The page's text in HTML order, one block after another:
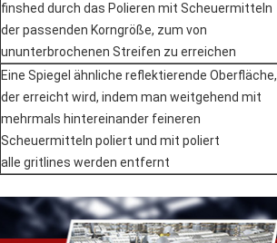
finshed durch das Polieren mit Scheuermitteln
der passenden Korngröße, zum von
ununterbrochenen Streifen zu erreichen
Eine Spiegel ähnliche reflektierende Oberfläche,
der erreicht wird, indem man weitgehend mit
mehrmals hintereinander feineren
Scheuermitteln poliert und mit poliert
alle gritlines werden entfernt